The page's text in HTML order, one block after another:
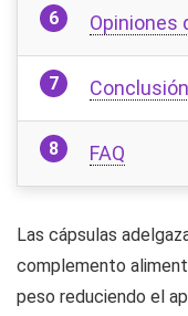
Opiniones
Conclusión
FAQ
Las cápsulas
complemento
peso reduciendo el